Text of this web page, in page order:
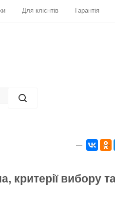
Для клієнтів Гарантія
критерії вибору